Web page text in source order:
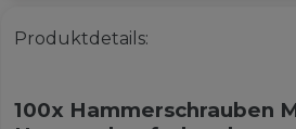
Produktdetails:
100x Hammerschrauben